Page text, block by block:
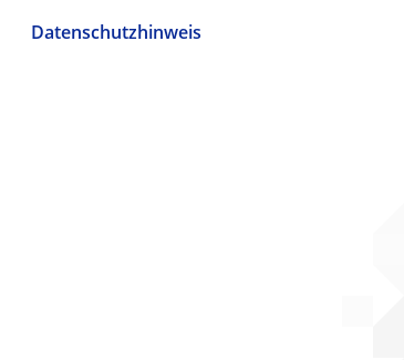
Datenschutzhinweis